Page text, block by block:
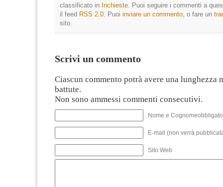
classificato in Inchieste . Puoi seguire i commenti a
il feed RSS 2.0 . Puoi inviare un commento , o fare un
sito.
Scrivi un commento
Ciascun commento potrà avere una lunghezza
battute.
Non sono ammessi commenti consecutivi.
Nome e
E-mail (non verrà
Sito Web